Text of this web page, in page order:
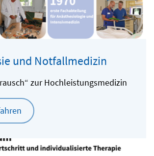
und Notfallmedizin
zur Hochleistungsmedizin